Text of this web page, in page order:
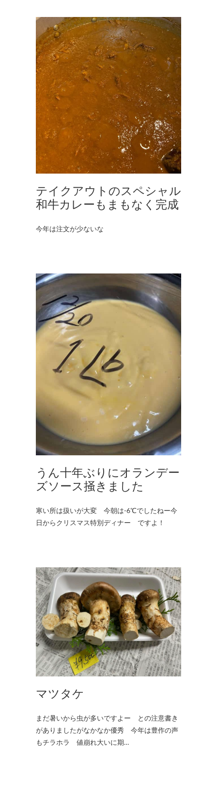
テイクアウトのスペシャル
和牛カレーもまもなく完成
今年は注文が少ないな
うん十年ぶりにオランデー
ズソース掻きました
寒い所は扱いが大変 今朝は-6℃でしたねー今
日からクリスマス特別ディナー ですよ！
マツタケ
まだ暑いから虫が多いですよー との注意書き
がありましたがなかなか優秀 今年は豊作の声
もチラホラ 値崩れ大いに期…